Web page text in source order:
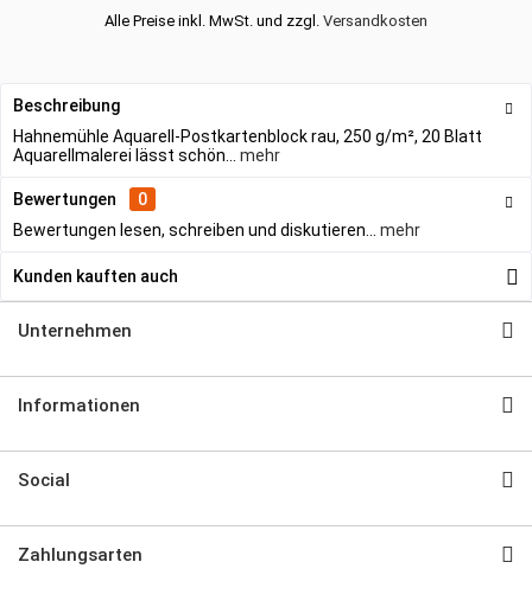
Alle Preise inkl. MwSt. und zzgl. Versandkosten
Beschreibung
Hahnemühle Aquarell-Postkartenblock rau, 250 g/m², 20 Blatt
Aquarellmalerei lässt schön...
mehr
Bewertungen
0
Bewertungen lesen, schreiben und diskutieren...
mehr
Kunden kauften auch
Unternehmen
Informationen
Social
Zahlungsarten